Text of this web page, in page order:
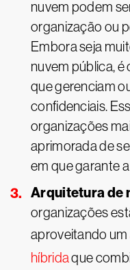
nuvem podem
organização ou
Embora seja
nuvem pública,
que gerenciam
confidenciais.
organizações
aprimorada de
em que garante
Arquitetura de
organizações
aproveitando um
híbridaque